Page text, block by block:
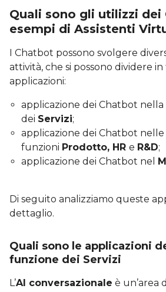
Quali sono gli utilizzi dei
esempi di Assistenti
I Chatbot possono svolgere
attività, che si possono dividere
applicazioni:
applicazione dei Chatbot
dei Servizi;
applicazione dei Chatbot nelle
funzioni Prodotto, HR e R&D;
applicazione dei Chatbot nel
Di seguito analizziamo queste
dettaglio.
Quali sono le applicazioni
funzione dei Servizi
L’AI conversazionale è un’area